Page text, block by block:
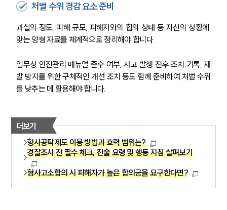
그룹소개
그룹소개
대륜의 강점
오시는 길
글로벌 파트너 로펌
고객의 소리
업무사례
형사 주요 업무사례
사례분석/최신동향
형사 법률정보
법률지식인
처벌 수위 경감 요소 준비
과실의 정도, 피해 규모, 피해자와의 합의 상태 등 자신의 상황에
맞는 양형 자료를 체계적으로 정리해야 합니다.
업무상 안전관리 매뉴얼 준수 여부, 사고 발생 전후 조치 기록, 재
발 방지를 위한 구체적인 개선 조치 등도 함께 준비하여 처벌 수위
를 낮추는 데 활용해야 합니다.
더보기
형사공탁제도 이용 방법과 효력 범위는?
경찰조사 전 필수 체크, 진술 요령 및 행동 지침 살펴보기
형사고소합의 시 피해자가 높은 합의금을 요구한다면?